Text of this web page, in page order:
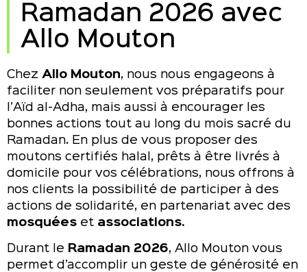
Ramadan 2026 avec
Allo Mouton
Chez Allo Mouton, nous nous engageons à
faciliter non seulement vos préparatifs pour
l’Aïd al-Adha, mais aussi à encourager les
bonnes actions tout au long du mois sacré du
Ramadan. En plus de vous proposer des
moutons certifiés halal, prêts à être livrés à
domicile pour vos célébrations, nous offrons à
nos clients la possibilité de participer à des
actions de solidarité, en partenariat avec des
mosquées et associations.
Durant le Ramadan 2026, Allo Mouton vous
permet d’accomplir un geste de générosité en